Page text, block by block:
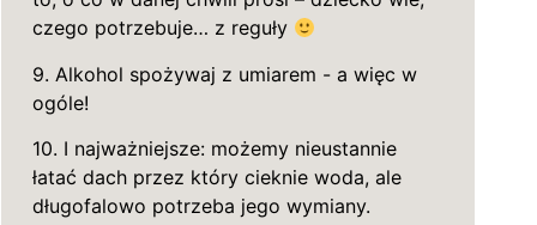
czego potrzebuje… z reguły
9. Alkohol spożywaj z umiarem - a więc w
ogóle!
10. I najważniejsze: możemy nieustannie
łatać dach przez który cieknie woda, ale
długofalowo potrzeba jego wymiany.